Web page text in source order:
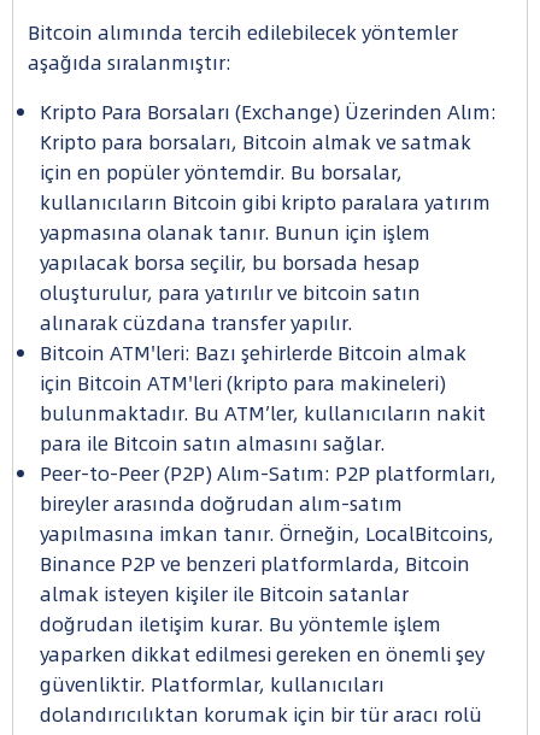
Bitcoin alımında tercih edilebilecek yöntemler
aşağıda sıralanmıştır:
Kripto Para Borsaları (Exchange) Üzerinden Alım:
Kripto para borsaları, Bitcoin almak ve satmak
için en popüler yöntemdir. Bu borsalar,
kullanıcıların Bitcoin gibi kripto paralara yatırım
yapmasına olanak tanır. Bunun için işlem
yapılacak borsa seçilir, bu borsada hesap
oluşturulur, para yatırılır ve bitcoin satın
alınarak cüzdana transfer yapılır.
Bitcoin ATM'leri: Bazı şehirlerde Bitcoin almak
için Bitcoin ATM'leri (kripto para makineleri)
bulunmaktadır. Bu ATM’ler, kullanıcıların nakit
para ile Bitcoin satın almasını sağlar.
Peer-to-Peer (P2P) Alım-Satım: P2P platformları,
bireyler arasında doğrudan alım-satım
yapılmasına imkan tanır. Örneğin, LocalBitcoins,
Binance P2P ve benzeri platformlarda, Bitcoin
almak isteyen kişiler ile Bitcoin satanlar
doğrudan iletişim kurar. Bu yöntemle işlem
yaparken dikkat edilmesi gereken en önemli şey
güvenliktir. Platformlar, kullanıcıları
dolandırıcılıktan korumak için bir tür aracı rolü